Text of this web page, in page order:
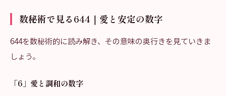
数秘術で見る644｜愛と安定の数字
644を数秘術的に読み解き、その意味の奥行きを見ていきま
しょう。
「6」愛と調和の数字